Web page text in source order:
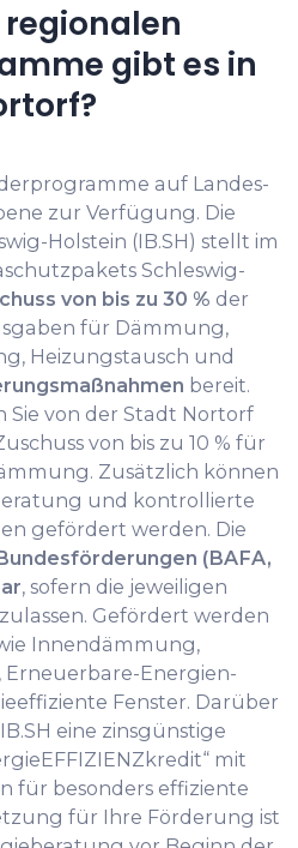
gibt es in
auf Landes-
zur Verfügung. Die
Holstein (IB.SH) stellt im
Schleswig-
von bis zu 30 % der
für Dämmung,
Heizungstausch und
bereit.
Sie von der Stadt Nortorf
von bis zu 10 % für
Zusätzlich können
und kontrollierte
gefördert werden. Die
(BAFA,
, sofern die jeweiligen
Gefördert werden
Innendämmung,
Energien-
Fenster. Darüber
eine zinsgünstige
mit
für besonders effiziente
für Ihre Förderung ist